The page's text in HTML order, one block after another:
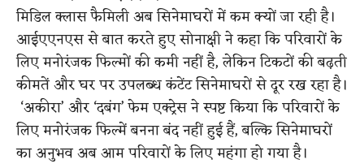
मिडिल क्लास फैमिली अब सिनेमाघरों में कम क्यों जा रही है।
आईएएनएस से बात करते हुए सोनाक्षी ने कहा कि परिवारों के
लिए मनोरंजक फिल्मों की कमी नहीं है, लेकिन टिकटों की बढ़ती
कीमतें और घर पर उपलब्ध कंटेंट सिनेमाघरों से दूर रख रहा है।
‘अकीरा’ और ‘दबंग’ फेम एक्ट्रेस ने स्पष्ट किया कि परिवारों के
लिए मनोरंजक फिल्में बनना बंद नहीं हुई हैं, बल्कि सिनेमाघरों
का अनुभव अब आम परिवारों के लिए महंगा हो गया है।